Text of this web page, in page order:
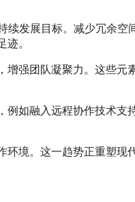
续发展目标。减少冗余空
。
强团队凝聚力。这些元
如融入远程协作技术支
境。这一趋势正重塑现